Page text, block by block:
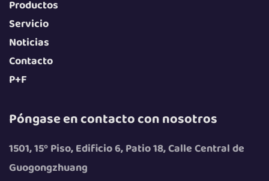
Productos
Servicio
Noticias
Contacto
P+F
Póngase en contacto con nosotros
1501, 15º Piso, Edificio 6, Patio 18, Calle Central de
Guogongzhuang